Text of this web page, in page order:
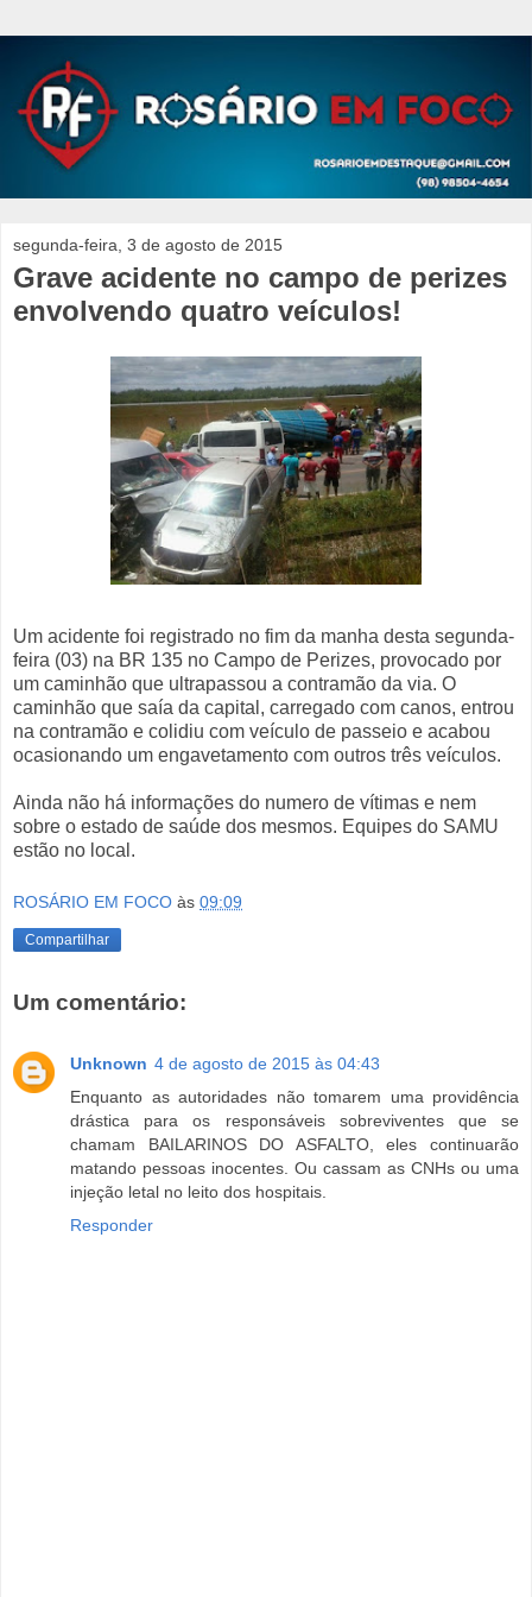
segunda-feira, 3 de agosto de 2015
Grave acidente no campo de perizes
envolvendo quatro veículos!
Um acidente foi registrado no fim da manha desta segunda-
feira (03) na BR 135 no Campo de Perizes, provocado por
um caminhão que ultrapassou a contramão da via. O
caminhão que saía da capital, carregado com canos, entrou
na contramão e colidiu com veículo de passeio e acabou
ocasionando um engavetamento com outros três veículos.
Ainda não há informações do numero de vítimas e nem
sobre o estado de saúde dos mesmos. Equipes do SAMU
estão no local.
ROSÁRIO EM FOCO às 09:09
Compartilhar
Um comentário:
Unknown 4 de agosto de 2015 às 04:43
Enquanto as autoridades não tomarem uma providência
drástica para os responsáveis sobreviventes que se
chamam BAILARINOS DO ASFALTO, eles continuarão
matando pessoas inocentes. Ou cassam as CNHs ou uma
injeção letal no leito dos hospitais.
Responder